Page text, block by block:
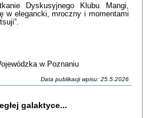
Dyskusyjnego Klubu Mangi,
w elegancki, mroczny i momentami
w Poznaniu
Data publikacji wpisu: 25.5.2026
galaktyce...